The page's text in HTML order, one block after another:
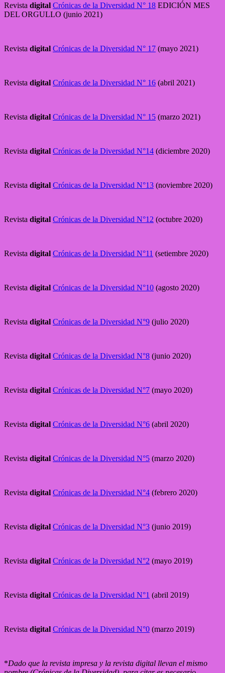
Revista digital Crónicas de la Diversidad N° 18 EDICIÓN MES
DEL ORGULLO (junio 2021)
Revista digital Crónicas de la Diversidad N° 17 (mayo 2021)
Revista digital Crónicas de la Diversidad N° 16 (abril 2021)
Revista digital Crónicas de la Diversidad N° 15 (marzo 2021)
Revista digital Crónicas de la Diversidad N°14 (diciembre 2020)
Revista digital Crónicas de la Diversidad N°13 (noviembre 2020)
Revista digital Crónicas de la Diversidad N°12 (octubre 2020)
Revista digital Crónicas de la Diversidad N°11 (setiembre 2020)
Revista digital Crónicas de la Diversidad N°10 (agosto 2020)
Revista digital Crónicas de la Diversidad N°9 (julio 2020)
Revista digital Crónicas de la Diversidad N°8 (junio 2020)
Revista digital Crónicas de la Diversidad N°7 (mayo 2020)
Revista digital Crónicas de la Diversidad N°6 (abril 2020)
Revista digital Crónicas de la Diversidad N°5 (marzo 2020)
Revista digital Crónicas de la Diversidad N°4 (febrero 2020)
Revista digital Crónicas de la Diversidad N°3 (junio 2019)
Revista digital Crónicas de la Diversidad N°2 (mayo 2019)
Revista digital Crónicas de la Diversidad N°1 (abril 2019)
Revista digital Crónicas de la Diversidad N°0 (marzo 2019)
*Dado que la revista impresa y la revista digital llevan el mismo